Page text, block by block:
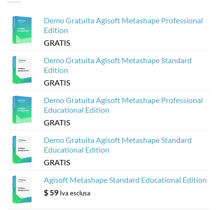
web
modelli
Metashape
Agisoft
Demo Gratuita Agisoft Metashape Professional
Edition
GRATIS
Demo Gratuita Agisoft Metashape Standard
Edition
GRATIS
Demo Gratuita Agisoft Metashape Professional
Educational Edition
GRATIS
Demo Gratuita Agisoft Metashape Standard
Educational Edition
GRATIS
Agisoft Metashape Standard Educational Edition
$59 Iva esclusa